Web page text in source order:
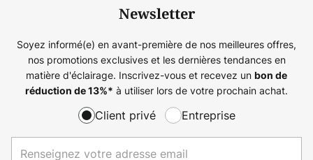
Newsletter
Soyez informé(e) en avant-première de nos meilleures offres,
nos promotions exclusives et les dernières tendances en
matière d'éclairage. Inscrivez-vous et recevez un bon de
réduction de13%* à utiliser lors de votre prochain achat.
Client privé Entreprise